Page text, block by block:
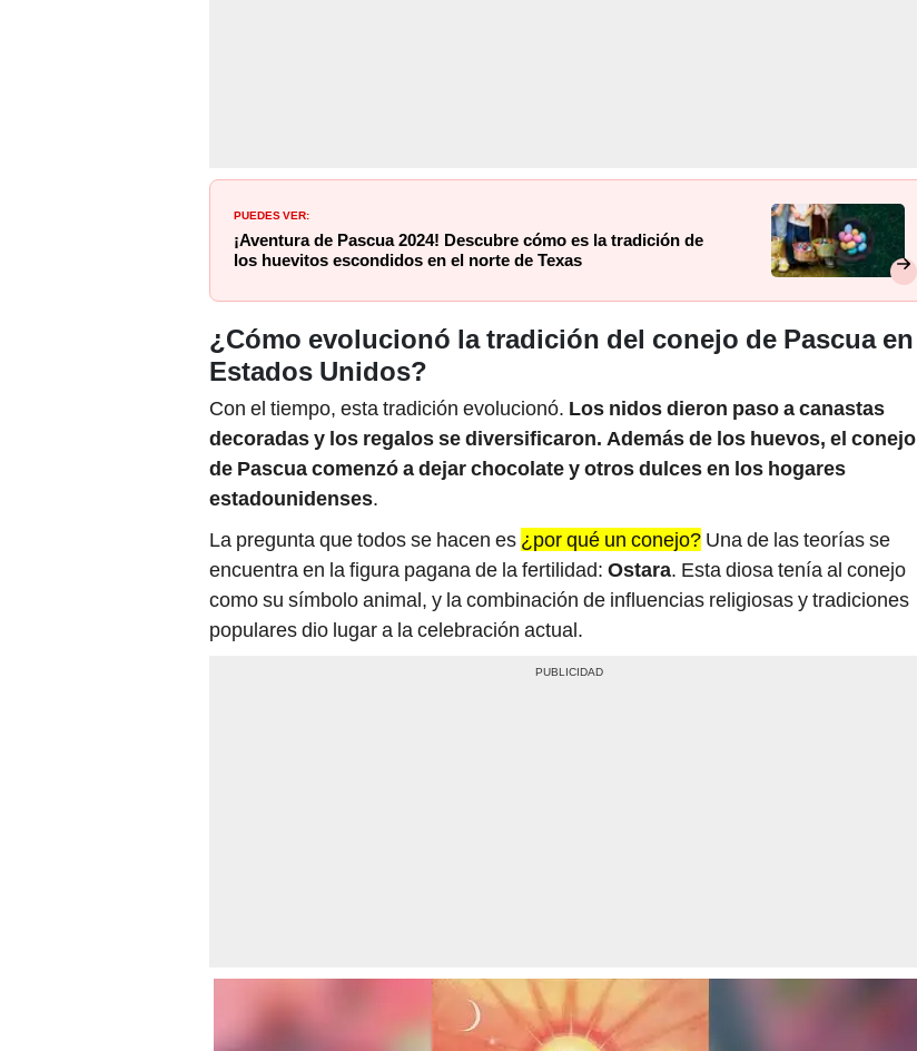
PUEDES VER:
¡Aventura de Pascua 2024! Descubre cómo es la tradición de
los huevitos escondidos en el norte de Texas
¿Cómo evolucionó la tradición del conejo de Pascua en
Estados Unidos?
Con el tiempo, esta tradición evolucionó. Los nidos dieron paso a canastas
decoradas y los regalos se diversificaron. Además de los huevos, el conejo
de Pascua comenzó a dejar chocolate y otros dulces en los hogares
estadounidenses.
La pregunta que todos se hacen es ¿por qué un conejo? Una de las teorías se
encuentra en la figura pagana de la fertilidad: Ostara. Esta diosa tenía al conejo
como su símbolo animal, y la combinación de influencias religiosas y tradiciones
populares dio lugar a la celebración actual.